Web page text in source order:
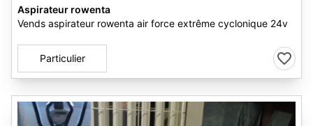
Aspirateur rowenta
Vends aspirateur rowenta air force extrême cyclonique 24v
Particulier